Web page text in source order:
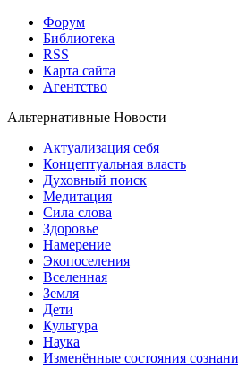
Форум
Библиотека
RSS
Карта сайта
Агентство
Альтернативные Новости
Актуализация себя
Концептуальная власть
Духовный поиск
Медитация
Сила слова
Здоровье
Намерение
Экопоселения
Вселенная
Земля
Дети
Культура
Наука
Изменённые состояния